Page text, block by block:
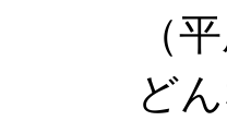
（平成
どんな